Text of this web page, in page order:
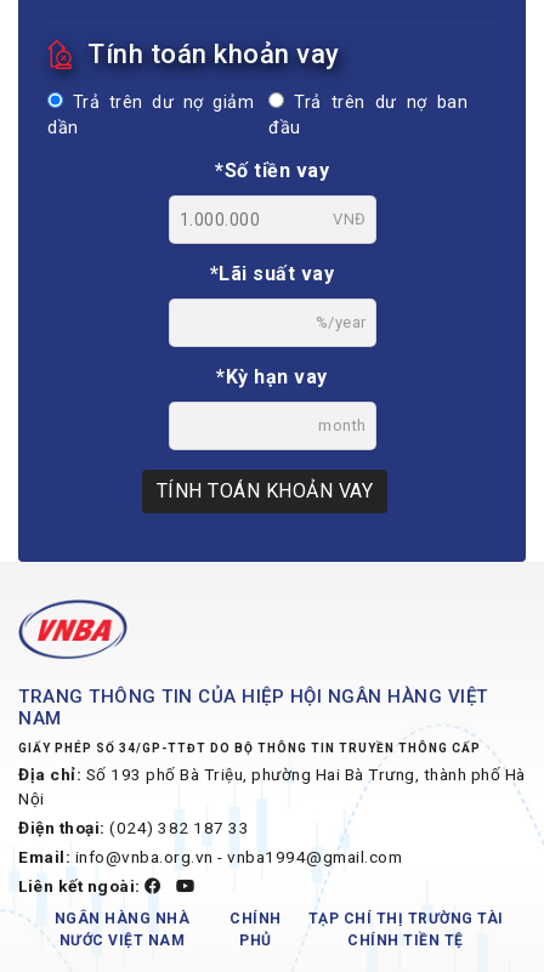
Tính toán khoản vay
Trả trên dư nợ giảm
dần
Trả trên dư nợ ban
đầu
*Số tiền vay
VNĐ
*Lãi suất vay
%/year
*Kỳ hạn vay
month
TÍNH TOÁN KHOẢN VAY
TRANG THÔNG TIN CỦA HIỆP HỘI NGÂN HÀNG VIỆT
NAM
GIẤY PHÉP SỐ 34/GP-TTĐT DO BỘ THÔNG TIN TRUYỀN THÔNG CẤP
Địa chỉ: Số 193 phố Bà Triệu, phường Hai Bà Trưng, thành phố Hà
Nội
Điện thoại: (024) 382 187 33
Email: info@vnba.org.vn - vnba1994@gmail.com
Liên kết ngoài:
NGÂN HÀNG NHÀ
NƯỚC VIỆT NAM
CHÍNH
PHỦ
TẠP CHÍ THỊ TRƯỜNG TÀI
CHÍNH TIỀN TỆ